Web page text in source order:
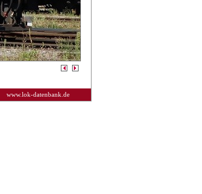
www.lok-datenbank.de